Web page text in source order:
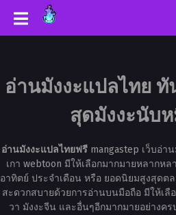
อ่านมังงะแปลไทย ทั
สุดมังงะนับห
อ่านมังงะแปลไทยฟรีmangastep เว็บอ่า
เกา webtoon มีให้เลือกมากมายหลากห
อาทิตย์ ประจำเดือน หรือ ยอดนิยมสูงสุดต
สะดวกสบายด้วยการอ่านบนมือถือ มีให้เลื
วา มังงะจีน และอื่นๆอีกมากมายอย่างค